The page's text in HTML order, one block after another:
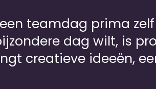
teamdag prima
dag wilt, is
creatieve ideeën,